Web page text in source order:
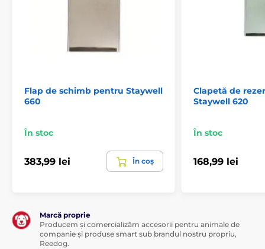
Flap de schimb pentru Staywell
660
În stoc
383,99 lei În coș
Clapetă de
Staywell 620
În stoc
168,99 lei
Marcă proprie
Producem și comercializăm accesorii pentru animale de
companie și produse smart sub brandul nostru propriu,
Reedog.